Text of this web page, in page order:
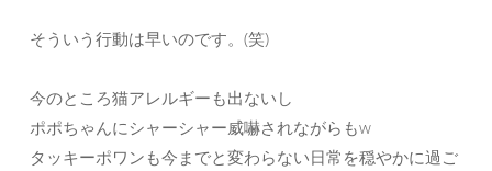
そういう行動は早いのです。(笑)
今のところ猫アレルギーも出ないし
ポポちゃんにシャーシャー威嚇されながらもw
タッキーポワンも今までと変わらない日常を穏やかに過ご